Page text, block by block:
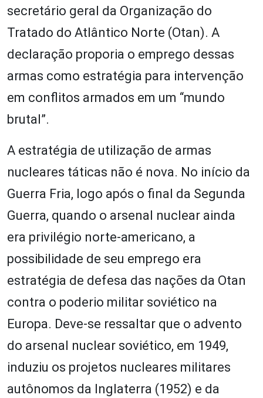
secretário geral da Organização do
Tratado do Atlântico Norte (Otan). A
declaração proporia o emprego dessas
armas como estratégia para intervenção
em conflitos armados em um “mundo
brutal”.
A estratégia de utilização de armas
nucleares táticas não é nova. No início da
Guerra Fria, logo após o final da Segunda
Guerra, quando o arsenal nuclear ainda
era privilégio norte-americano, a
possibilidade de seu emprego era
estratégia de defesa das nações da Otan
contra o poderio militar soviético na
Europa. Deve-se ressaltar que o advento
do arsenal nuclear soviético, em 1949,
induziu os projetos nucleares militares
autônomos da Inglaterra (1952) e da